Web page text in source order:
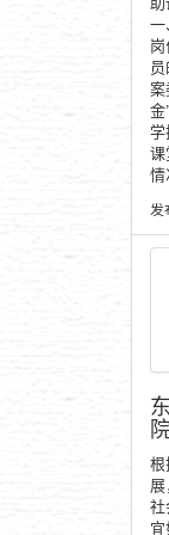
案
学
课
情
发
根
社